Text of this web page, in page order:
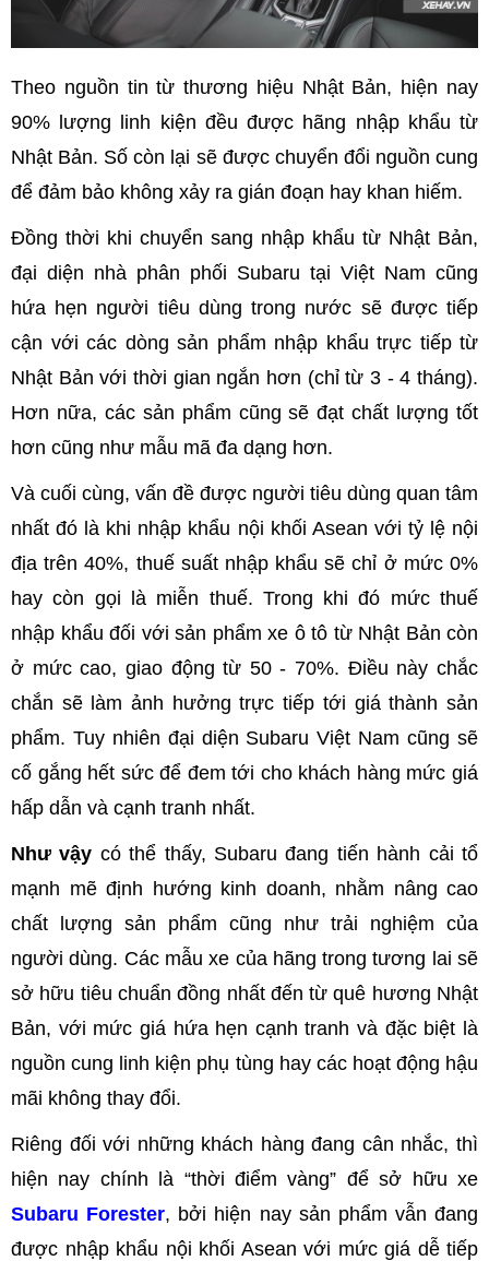
Theo nguồn tin từ thương hiệu Nhật Bản, hiện nay
90% lượng linh kiện đều được hãng nhập khẩu từ
Nhật Bản. Số còn lại sẽ được chuyển đổi nguồn cung
để đảm bảo không xảy ra gián đoạn hay khan hiếm.
Đồng thời khi chuyển sang nhập khẩu từ Nhật Bản,
đại diện nhà phân phối Subaru tại Việt Nam cũng
hứa hẹn người tiêu dùng trong nước sẽ được tiếp
cận với các dòng sản phẩm nhập khẩu trực tiếp từ
Nhật Bản với thời gian ngắn hơn (chỉ từ 3 - 4 tháng).
Hơn nữa, các sản phẩm cũng sẽ đạt chất lượng tốt
hơn cũng như mẫu mã đa dạng hơn.
Và cuối cùng, vấn đề được người tiêu dùng quan tâm
nhất đó là khi nhập khẩu nội khối Asean với tỷ lệ nội
địa trên 40%, thuế suất nhập khẩu sẽ chỉ ở mức 0%
hay còn gọi là miễn thuế. Trong khi đó mức thuế
nhập khẩu đối với sản phẩm xe ô tô từ Nhật Bản còn
ở mức cao, giao động từ 50 - 70%. Điều này chắc
chắn sẽ làm ảnh hưởng trực tiếp tới giá thành sản
phẩm. Tuy nhiên đại diện Subaru Việt Nam cũng sẽ
cố gắng hết sức để đem tới cho khách hàng mức giá
hấp dẫn và cạnh tranh nhất.
Như vậy có thể thấy, Subaru đang tiến hành cải tổ
mạnh mẽ định hướng kinh doanh, nhằm nâng cao
chất lượng sản phẩm cũng như trải nghiệm của
người dùng. Các mẫu xe của hãng trong tương lai sẽ
sở hữu tiêu chuẩn đồng nhất đến từ quê hương Nhật
Bản, với mức giá hứa hẹn cạnh tranh và đặc biệt là
nguồn cung linh kiện phụ tùng hay các hoạt động hậu
mãi không thay đổi.
Riêng đối với những khách hàng đang cân nhắc, thì
hiện nay chính là “thời điểm vàng” để sở hữu xe
Subaru Forester, bởi hiện nay sản phẩm vẫn đang
được nhập khẩu nội khối Asean với mức giá dễ tiếp